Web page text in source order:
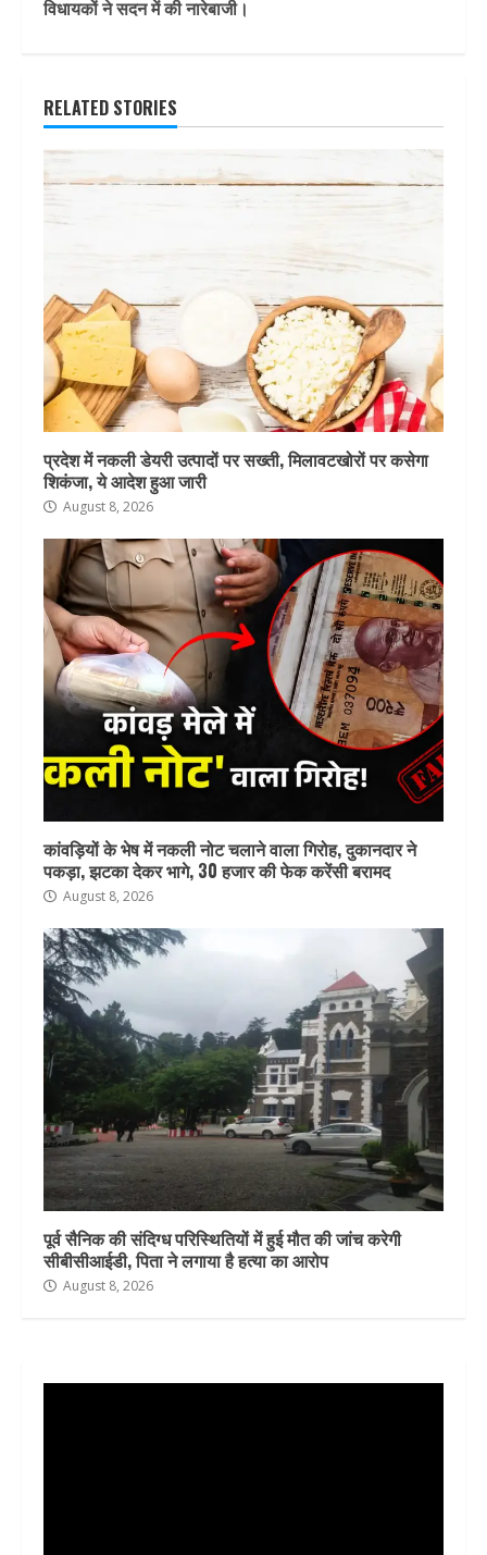
विधायकों ने सदन में की नारेबाजी।
RELATED STORIES
प्रदेश में नकली डेयरी उत्पादों पर सख्ती, मिलावटखोरों पर कसेगा
शिकंजा, ये आदेश हुआ जारी
August 8, 2026
कांवड़ियों के भेष में नकली नोट चलाने वाला गिरोह, दुकानदार ने
पकड़ा, झटका देकर भागे, 30 हजार की फेक करेंसी बरामद
August 8, 2026
पूर्व सैनिक की संदिग्ध परिस्थितियों में हुई मौत की जांच करेगी
सीबीसीआईडी, पिता ने लगाया है हत्या का आरोप
August 8, 2026